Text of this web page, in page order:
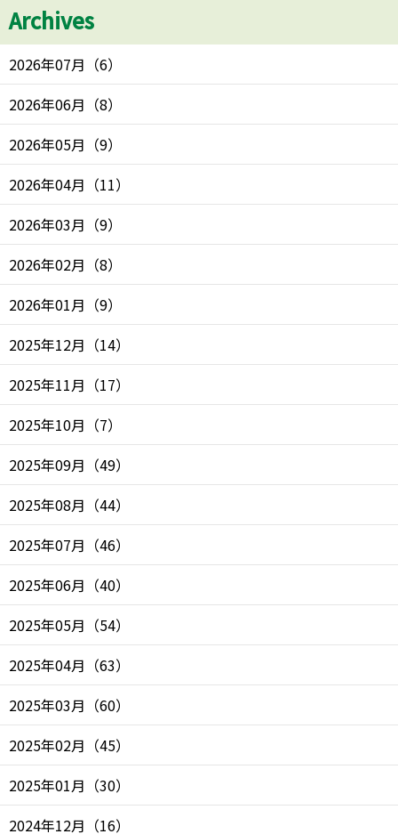
Archives
2026年07月 （6）
2026年06月 （8）
2026年05月 （9）
2026年04月 （11）
2026年03月 （9）
2026年02月 （8）
2026年01月 （9）
2025年12月 （14）
2025年11月 （17）
2025年10月 （7）
2025年09月 （49）
2025年08月 （44）
2025年07月 （46）
2025年06月 （40）
2025年05月 （54）
2025年04月 （63）
2025年03月 （60）
2025年02月 （45）
2025年01月 （30）
2024年12月 （16）